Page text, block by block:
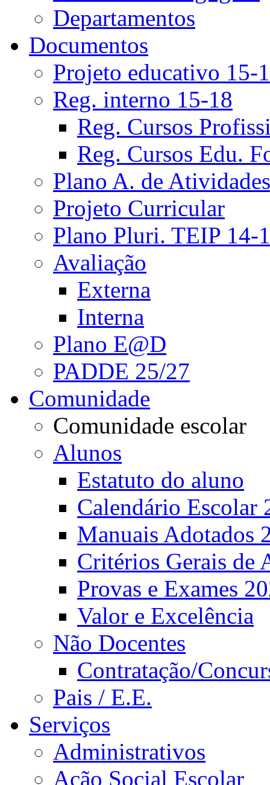
Departamentos
Documentos
Projeto educativo 15-
Reg. interno 15-18
Reg. Cursos
Reg. Cursos Edu.
Plano A. de Atividades
Projeto Curricular
Plano Pluri. TEIP 14-
Avaliação
Externa
Interna
Plano E@D
PADDE 25/27
Comunidade
Comunidade escolar
Alunos
Estatuto do aluno
Calendário Escolar
Manuais Adotados
Critérios Gerais de
Provas e Exames
Valor e Excelência
Não Docentes
Contratação/
Pais / E.E.
Serviços
Administrativos
Ação Social Escolar